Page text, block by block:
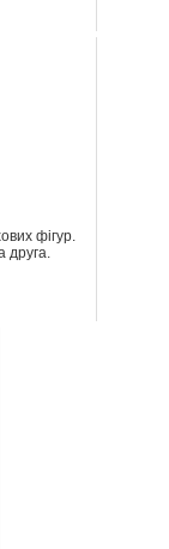
фігур.
друга.